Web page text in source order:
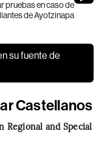
pruebas en caso de
de Ayotzinapa
su fuente de
Castellanos
Regional and Special